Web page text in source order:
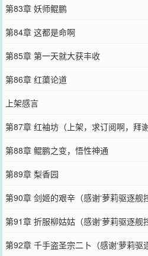
第83章 妖师鲲鹏
第84章 这都是命啊
第85章 第一天就大获丰收
第86章 红蕖论道
上架感言
第87章 红袖坊（上架，求订阅啊，拜谢
第88章 鲲鹏之变，悟性神通
第89章 梨香园
第90章 剑姬的艰辛（感谢‘萝莉驱逐舰
第91章 折服柳姑姑（感谢‘萝莉驱逐舰
第92章 千手盗圣宗二卜（感谢‘萝莉驱